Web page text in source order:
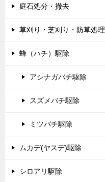
庭石処分・撤去
草刈り・芝刈り・防草処理
蜂（ハチ）駆除
アシナガバチ駆除
スズメバチ駆除
ミツバチ駆除
ムカデ(ヤスデ)駆除
シロアリ駆除